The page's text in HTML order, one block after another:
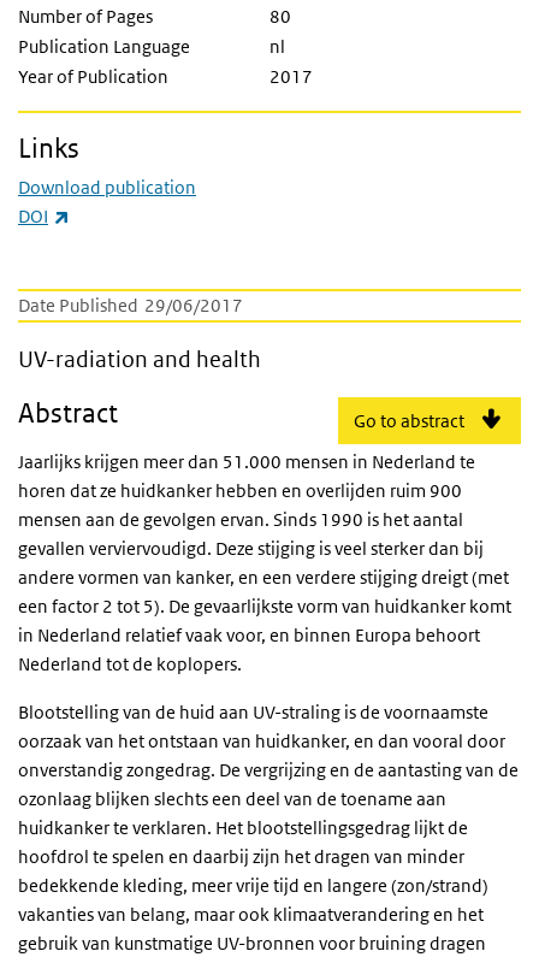
Date Published 29/06/2017
UV-radiation and health
UV-radiation and health
Go to abstract
Abstract
Jaarlijks krijgen meer dan 51.000 mensen in Nederland te
horen dat ze huidkanker hebben en overlijden ruim 900
mensen aan de gevolgen ervan. Sinds 1990 is het aantal
gevallen verviervoudigd. Deze stijging is veel sterker dan bij
andere vormen van kanker, en een verdere stijging dreigt (met
een factor 2 tot 5). De gevaarlijkste vorm van huidkanker komt
in Nederland relatief vaak voor, en binnen Europa behoort
Nederland tot de koplopers.
Blootstelling van de huid aan UV-straling is de voornaamste
oorzaak van het ontstaan van huidkanker, en dan vooral door
onverstandig zongedrag. De vergrijzing en de aantasting van de
ozonlaag blijken slechts een deel van de toename aan
huidkanker te verklaren. Het blootstellingsgedrag lijkt de
hoofdrol te spelen en daarbij zijn het dragen van minder
bedekkende kleding, meer vrije tijd en langere (zon/strand)
vakanties van belang, maar ook klimaatverandering en het
gebruik van kunstmatige UV-bronnen voor bruining dragen
Number of Pages
80
Publication Language
nl
Year of Publication
2017
Links
Download publication
DOI